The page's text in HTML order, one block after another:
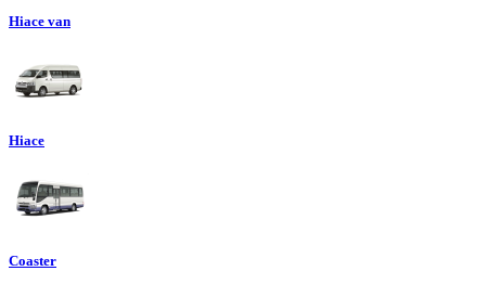
Hiace van
Hiace
Coaster